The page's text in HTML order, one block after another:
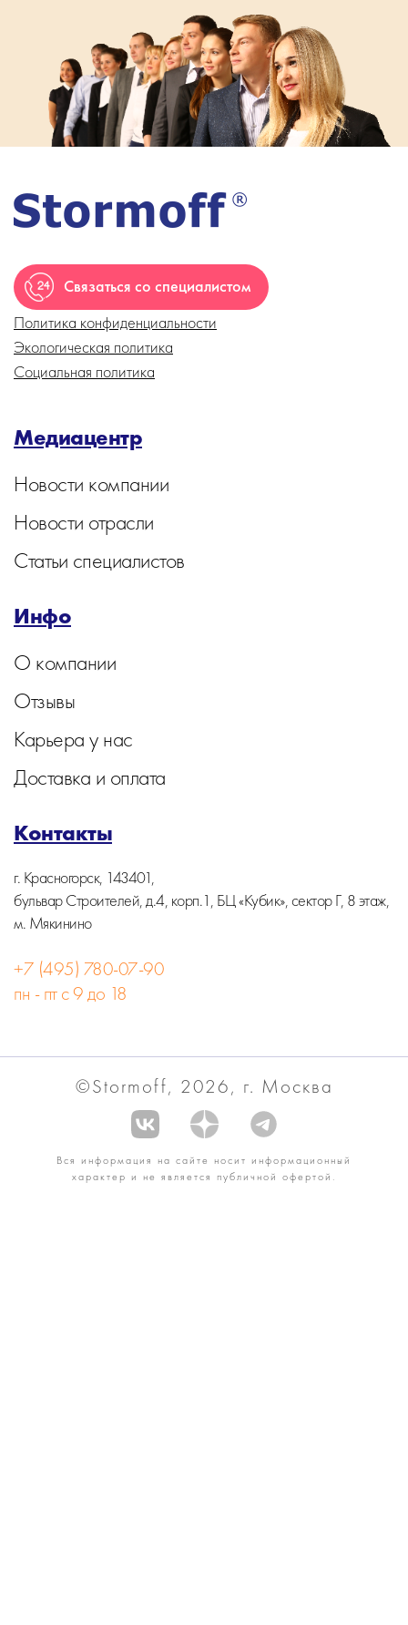
Связаться со специалистом
Политика конфиденциальности
Экологическая политика
Социальная политика
Медиацентр
Новости компании
Новости отрасли
Статьи специалистов
Инфо
О компании
Отзывы
Карьера у нас
Доставка и оплата
Контакты
г. Красногорск, 143401,
бульвар Строителей, д.4, корп.1, БЦ «Кубик», сектор Г, 8 этаж,
м. Мякинино
+7 (495) 780-07-90
пн - пт с 9 до 18
©Stormoff, 2026, г. Москва
Вся информация на сайте носит информационный
характер и не является публичной офертой.